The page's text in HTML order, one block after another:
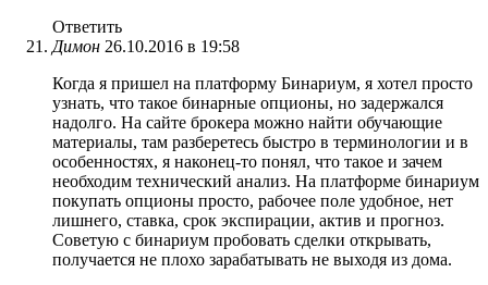
Ответить
Димон 26.10.2016 в 19:58
Когда я пришел на платформу Бинариум, я хотел просто
узнать, что такое бинарные опционы, но задержался
надолго. На сайте брокера можно найти обучающие
материалы, там разберетесь быстро в терминологии и в
особенностях, я наконец-то понял, что такое и зачем
необходим технический анализ. На платформе бинариум
покупать опционы просто, рабочее поле удобное, нет
лишнего, ставка, срок экспирации, актив и прогноз.
Советую с бинариум пробовать сделки открывать,
получается не плохо зарабатывать не выходя из дома.